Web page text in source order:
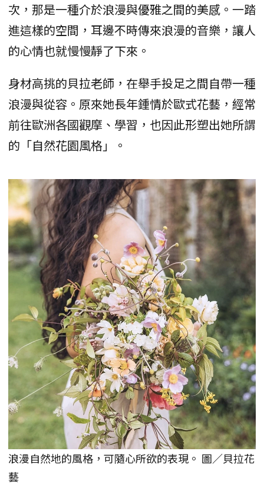
次，那是一種介於浪漫與優雅之間的美感。一踏
進這樣的空間，耳邊不時傳來浪漫的音樂，讓人
的心情也就慢慢靜了下來。
身材高挑的貝拉老師，在舉手投足之間自帶一種
浪漫與從容。原來她長年鍾情於歐式花藝，經常
前往歐洲各國觀摩、學習，也因此形塑出她所謂
的「自然花園風格」。
浪漫自然地的風格，可隨心所欲的表現。 圖／貝拉花
藝